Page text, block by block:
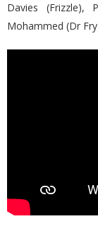
Davies (Frizzle),
Mohammed (Dr